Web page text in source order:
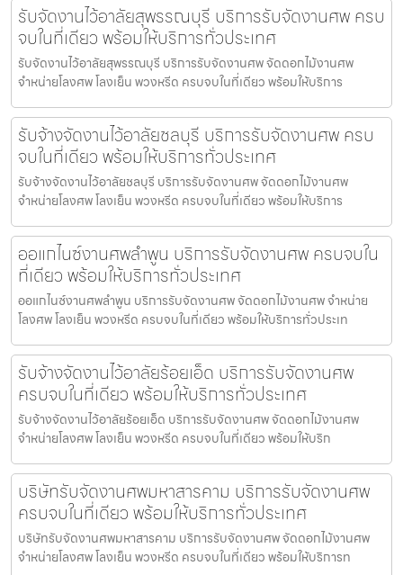
รับจัดงานไว้อาลัยสุพรรณบุรี บริการรับจัดงานศพ ครบ
จบในที่เดียว พร้อมให้บริการทั่วประเทศ
รับจัดงานไว้อาลัยสุพรรณบุรี บริการรับจัดงานศพ จัดดอกไม้งานศพ
จำหน่ายโลงศพ โลงเย็น พวงหรีด ครบจบในที่เดียว พร้อมให้บริการ
รับจ้างจัดงานไว้อาลัยชลบุรี บริการรับจัดงานศพ ครบ
จบในที่เดียว พร้อมให้บริการทั่วประเทศ
รับจ้างจัดงานไว้อาลัยชลบุรี บริการรับจัดงานศพ จัดดอกไม้งานศพ
จำหน่ายโลงศพ โลงเย็น พวงหรีด ครบจบในที่เดียว พร้อมให้บริการ
ออแกไนซ์งานศพลำพูน บริการรับจัดงานศพ ครบจบใน
ที่เดียว พร้อมให้บริการทั่วประเทศ
ออแกไนซ์งานศพลำพูน บริการรับจัดงานศพ จัดดอกไม้งานศพ จำหน่าย
โลงศพ โลงเย็น พวงหรีด ครบจบในที่เดียว พร้อมให้บริการทั่วประเท
รับจ้างจัดงานไว้อาลัยร้อยเอ็ด บริการรับจัดงานศพ
ครบจบในที่เดียว พร้อมให้บริการทั่วประเทศ
รับจ้างจัดงานไว้อาลัยร้อยเอ็ด บริการรับจัดงานศพ จัดดอกไม้งานศพ
จำหน่ายโลงศพ โลงเย็น พวงหรีด ครบจบในที่เดียว พร้อมให้บริก
บริษัทรับจัดงานศพมหาสารคาม บริการรับจัดงานศพ
ครบจบในที่เดียว พร้อมให้บริการทั่วประเทศ
บริษัทรับจัดงานศพมหาสารคาม บริการรับจัดงานศพ จัดดอกไม้งานศพ
จำหน่ายโลงศพ โลงเย็น พวงหรีด ครบจบในที่เดียว พร้อมให้บริการท